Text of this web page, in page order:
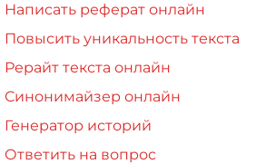
Написать реферат онлайн
Повысить уникальность текста
Рерайт текста онлайн
Синонимайзер онлайн
Генератор историй
Ответить на вопрос